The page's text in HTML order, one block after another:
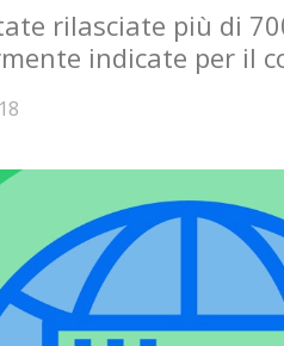
rilasciate più di
indicate per il